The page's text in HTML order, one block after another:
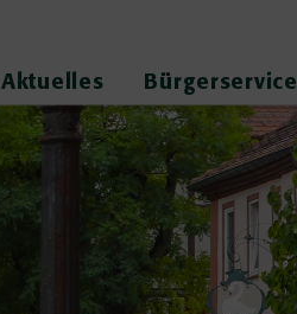
Aktuelles Bürgerservice